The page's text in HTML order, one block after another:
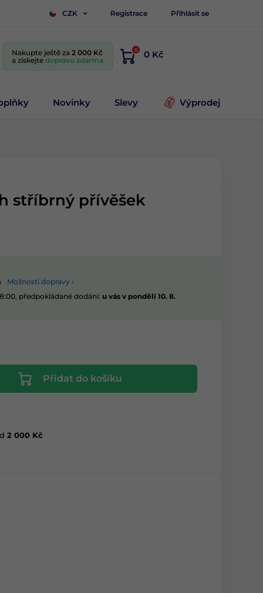
CZK Registrace Přihlásit se
Nakupte ještě za 2 000 Kč
a získejte dopravu zdarma
0 0 Kč
Novinky Slevy Výprodej
stříbrný přívěšek
Možnosti dopravy ›
předpokládané dodání: u vás v pondělí 10. 8.
Přidat do košíku
2 000 Kč